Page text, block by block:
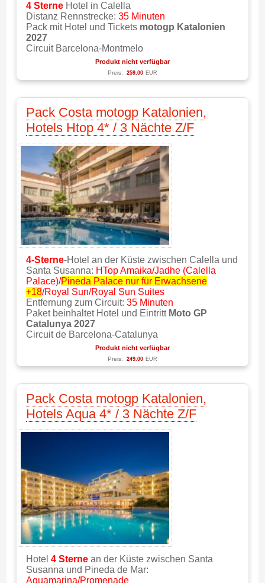
4 Sterne Hotel in Calella
Distanz Rennstrecke: 35 Minuten
Pack mit Hotel und Tickets motogp Katalonien
2027
Circuit Barcelona-Montmelo
Produkt nicht verfügbar
Preis: 259.00 EUR
Pack Costa motogp Katalonien,
Hotels Htop 4* / 3 Nächte Z/F
4-Sterne-Hotel an der Küste zwischen Calella und
Santa Susanna: HTop Amaika/Jadhe (Calella
Palace)/Pineda Palace nur für Erwachsene
+18/Royal Sun/Royal Sun Suites
Entfernung zum Circuit: 35 Minuten
Paket beinhaltet Hotel und Eintritt Moto GP
Catalunya 2027
Circuit de Barcelona-Catalunya
Produkt nicht verfügbar
Preis: 249.00 EUR
Pack Costa motogp Katalonien,
Hotels Aqua 4* / 3 Nächte Z/F
Hotel 4 Sternean der Küste zwischen Santa
Susanna und Pineda de Mar:
Aquamarina/Promenade